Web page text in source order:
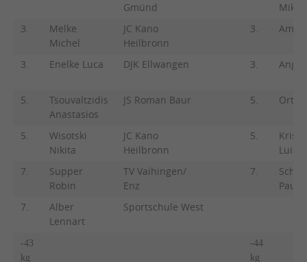
Gmünd
Mika
3.
Melke
Michel
JC Kano
Heilbronn
3.
3. Enelke Luca DJK Ellwangen 3.
5.
Tsouvaltzidis
Anastasios
JS Roman Baur 5. Orth
5.
Wisotski
Nikita
JC Kano
Heilbronn
5.
Luisa
7.
Supper
Robin
TV Vaihingen/
Enz
7.
Paula
7.
Alber
Lennart
Sportschule West
-43
kg
-44
kg